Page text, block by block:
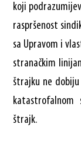
koji
raspršenost
sa Upravom i
stranačkim
štrajku ne
katastrofalnom
štrajk.